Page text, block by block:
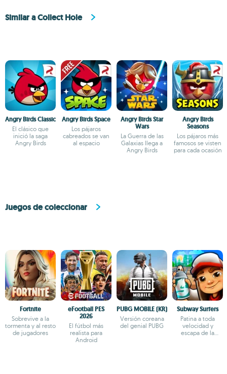
Similar a Collect Hole
Angry Birds Classic
El clásico que
inició la saga
Angry Birds
Angry Birds Space
Los pájaros
cabreados se van
al espacio
Angry Birds Star
Wars
La Guerra de las
Galaxias llega a
Angry Birds
Angry Birds
Seasons
Los pájaros más
famosos se visten
para cada ocasión
Juegos de coleccionar
Fortnite
Sobrevive a la
tormenta y al resto
de jugadores
eFootball PES
2026
El fútbol más
realista para
Android
PUBG MOBILE (KR)
Versión coreana
del genial PUBG
Subway Surfers
Patina a toda
velocidad y
escapa de la